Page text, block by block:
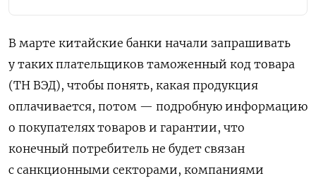
В марте китайские банки начали запрашивать
у таких плательщиков таможенный код товара
(ТН ВЭД), чтобы понять, какая продукция
оплачивается, потом — подробную информацию
о покупателях товаров и гарантии, что
конечный потребитель не будет связан
с санкционными секторами, компаниями